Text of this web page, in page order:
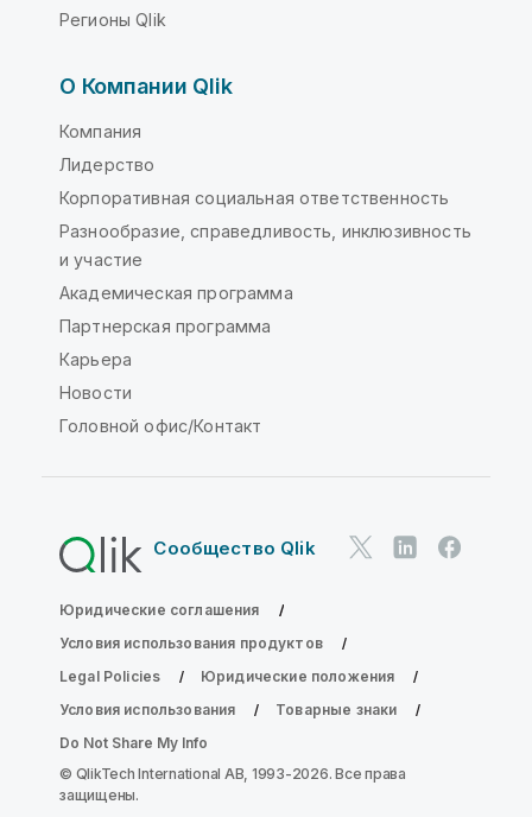
Регионы Qlik
О Компании Qlik
Компания
Лидерство
Корпоративная социальная ответственность
Разнообразие, справедливость, инклюзивность
и участие
Академическая программа
Партнерская программа
Карьера
Новости
Головной офис/Контакт
Сообщество Qlik
Юридические соглашения
Условия использования продуктов
Legal Policies
Юридические положения
Условия использования
Товарные знаки
Do Not Share My Info
© QlikTech International AB, 1993-2026. Все права
защищены.